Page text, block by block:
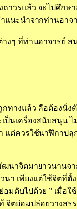
าวรแล้ว จะไปศึกษ
นะนำจากท่านอาจ
ๆ ที่ท่านอาจารย์ ส
างแล้ว คือต้องนั่ง
ป็นเครื่องสนับสนุน
แต่ควรใช้นาฬิกาปลุ
นาจิตมายาวนานจ
า เพียงแต่ใช้จิตที่ตั้
อมดับไปด้วย ” เมื่อ
จิตย่อมปล่อยวางสร